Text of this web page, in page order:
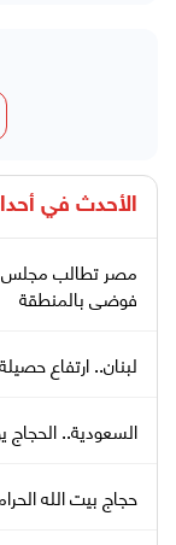
الأحدث في
مصر تطالب مجلس
فوضى بالمنطقة
لبنان.. ارتفاع حصيلة
السعودية.. الحجاج
حجاج بيت الله